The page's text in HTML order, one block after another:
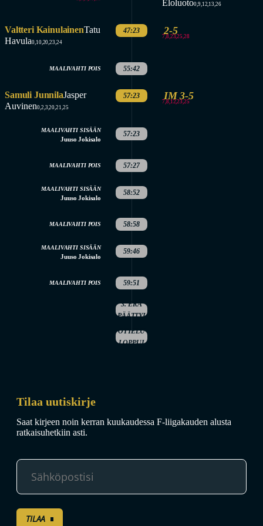
Eloluoto0,9,12,13,26
Valtteri KainulainenTatu
Havula0,10,20,23,24
47:23 2-5
7,8,23,25,28
MAALIVAHTI POIS 55:42
Samuli JunnilaJasper
Auvinen0,2,3,20,21,25
57:23 IM 3-5
7,8,12,23,25
MAALIVAHTI SISÄÄN
Juuso Jokisalo
57:23
MAALIVAHTI POIS 57:27
MAALIVAHTI SISÄÄN
Juuso Jokisalo
58:52
MAALIVAHTI POIS 58:58
MAALIVAHTI SISÄÄN
Juuso Jokisalo
59:46
MAALIVAHTI POIS 59:51
3. ERÄ
PÄÄTTYI
OTTELU
LOPPUI
Tilaa uutiskirje
Saat kirjeen noin kerran kuukaudessa F-liigakauden alusta
ratkaisuhetkiin asti.
TILAA